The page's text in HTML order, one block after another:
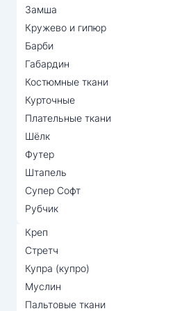
Замша
Кружево и гипюр
Барби
Габардин
Костюмные ткани
Курточные
Плательные ткани
Шёлк
Футер
Штапель
Супер Софт
Рубчик
Креп
Стретч
Купра (купро)
Муслин
Пальтовые ткани